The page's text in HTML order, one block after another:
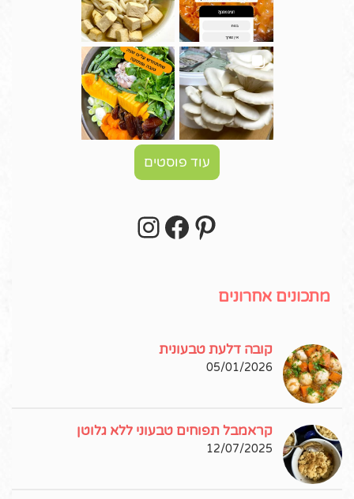
עוד פוסטים
Pinterest
Facebook
מתכונים אחרונים
קובה דלעת טבעונית
05/01/2026
קראמבל תפוחים טבעוני ללא גלוטן
12/07/2025